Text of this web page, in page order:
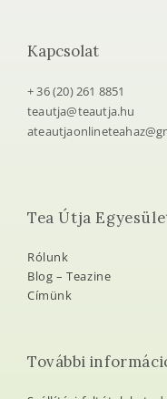
Kapcsolat
+ 36 (20) 261 8851
teautja@teautja.hu
Tea Útja
Rólunk
Blog – Teazine
Címünk
További